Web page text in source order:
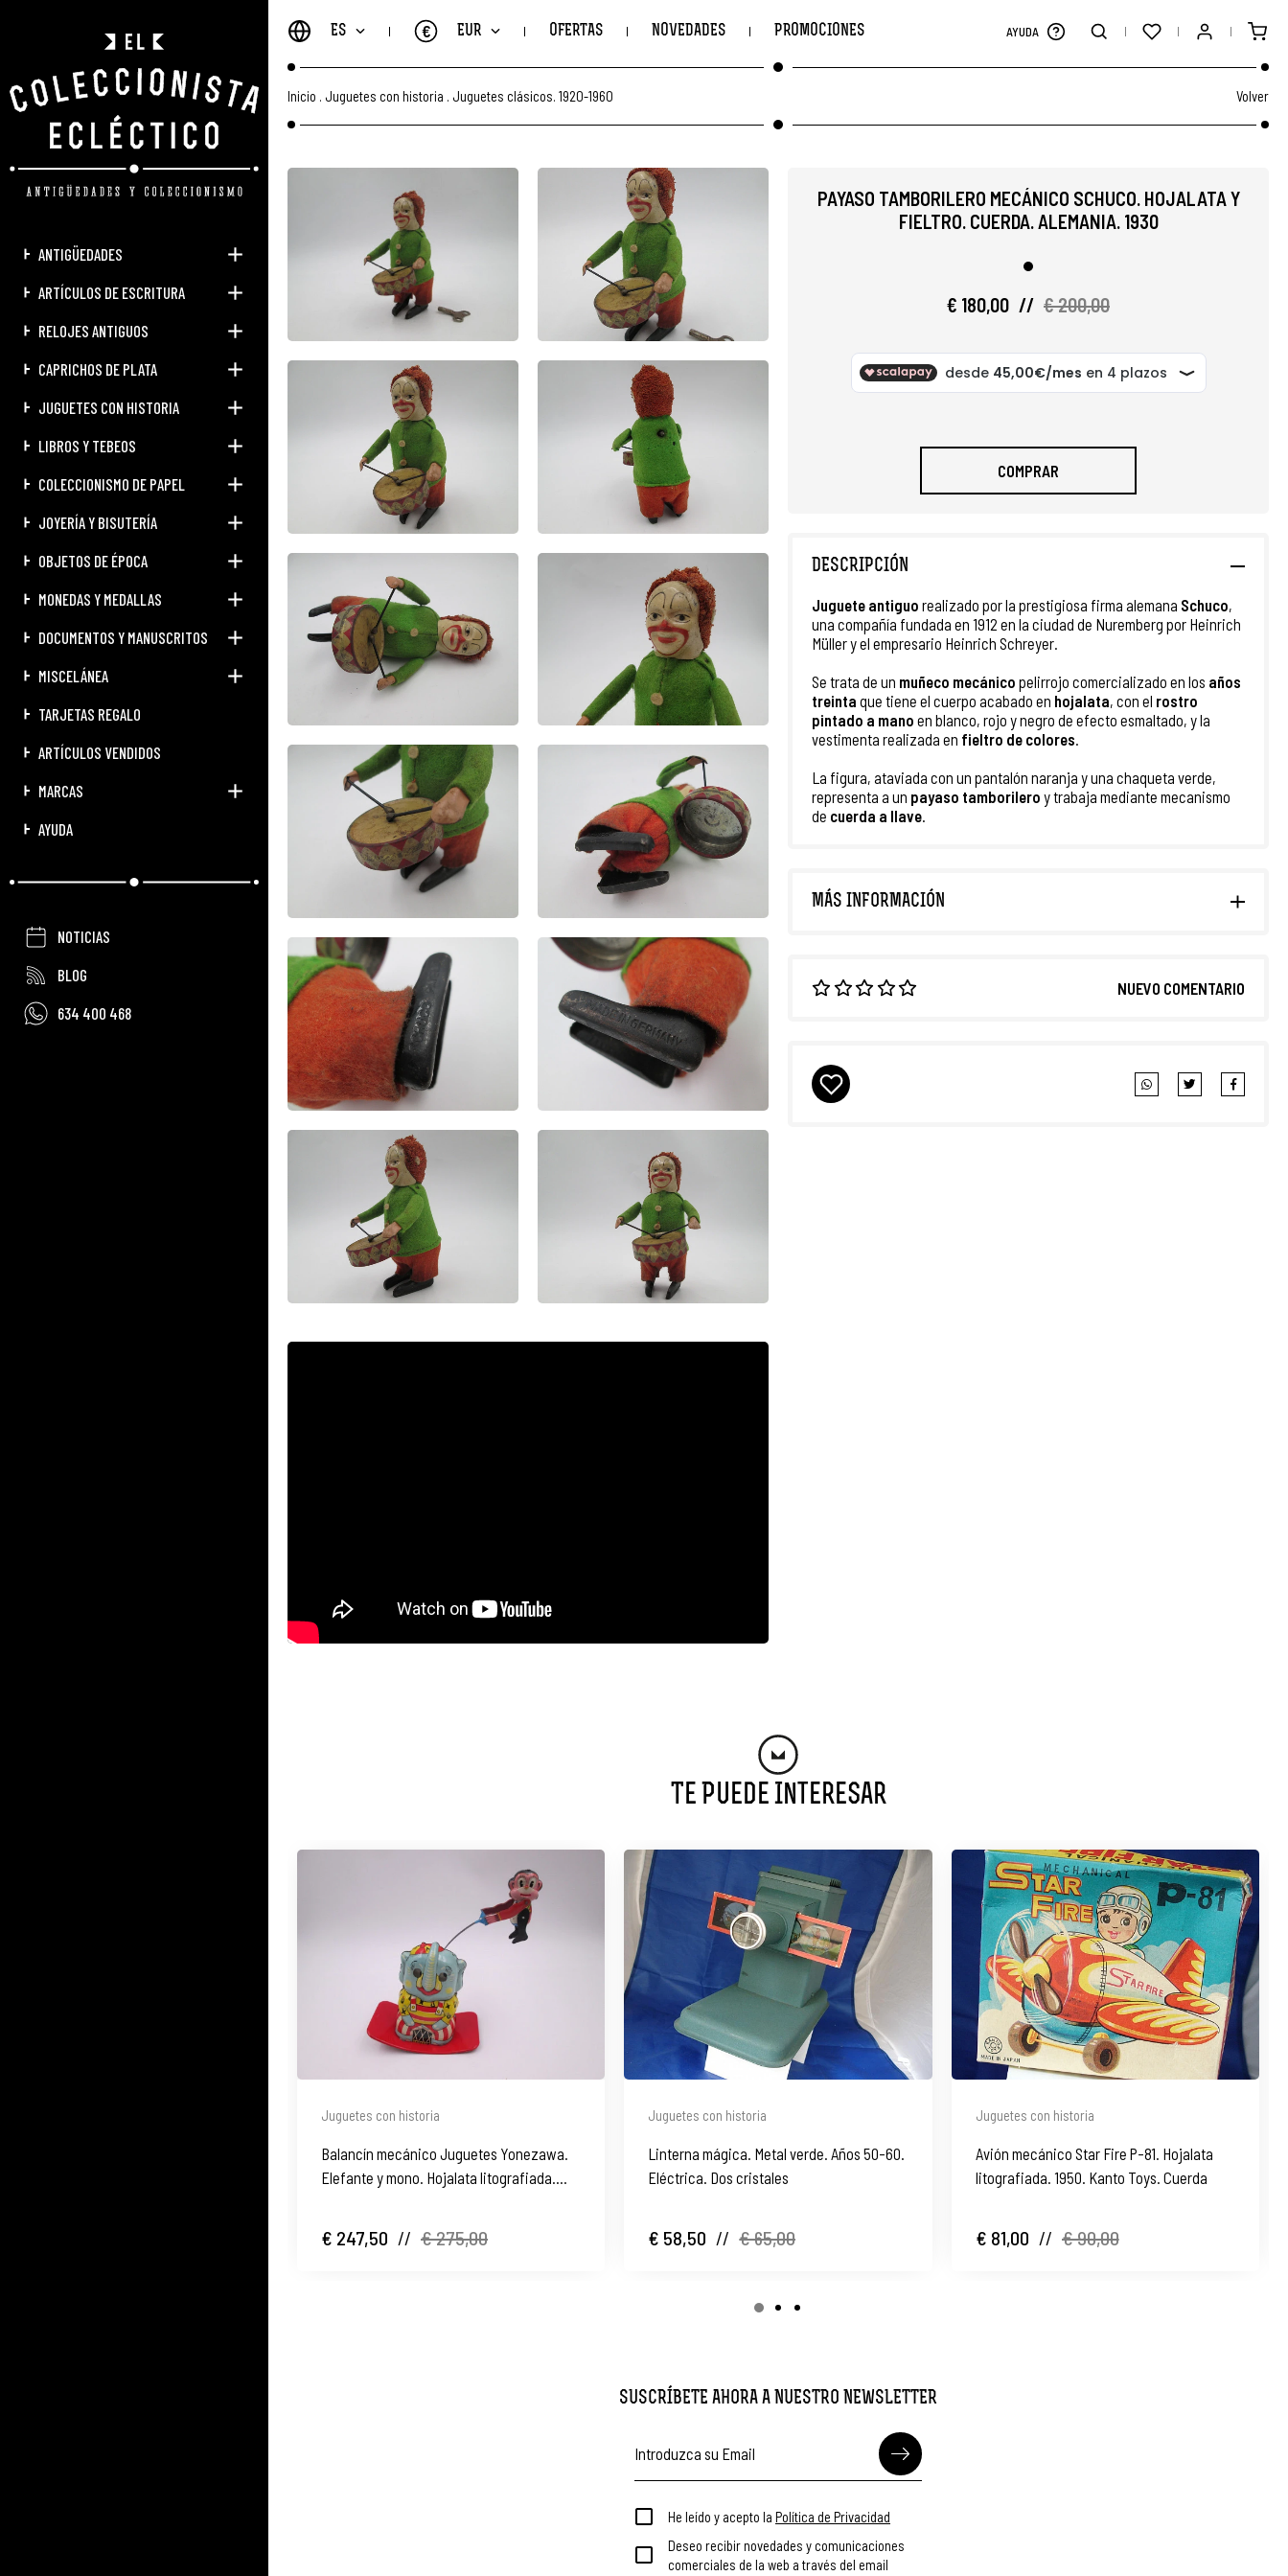
ANTIGÜEDADES
ARTÍCULOS DE ESCRITURA
RELOJES ANTIGUOS
CAPRICHOS DE PLATA
JUGUETES CON HISTORIA
LIBROS Y TEBEOS
COLECCIONISMO DE PAPEL
JOYERÍA Y BISUTERÍA
OBJETOS DE ÉPOCA
MONEDAS Y MEDALLAS
DOCUMENTOS Y MANUSCRITOS
MISCELÁNEA
TARJETAS REGALO
ARTÍCULOS VENDIDOS
MARCAS
AYUDA
NOTICIAS
BLOG
634 400 468
ES EUR
€ OFERTAS NOVEDADES PROMOCIONES AYUDA
Inicio Juguetes con historia Juguetes clásicos. 1920-1960 Volver
PAYASO TAMBORILERO MECÁNICO SCHUCO. HOJALATA Y
FIELTRO. CUERDA. ALEMANIA. 1930
€ 180,00 // € 200,00
COMPRAR
DESCRIPCIÓN
Juguete antiguo realizado por la prestigiosa firma alemana Schuco,
una compañía fundada en 1912 en la ciudad de Nuremberg por Heinrich
Müller y el empresario Heinrich Schreyer.
Se trata de un muñeco mecánico pelirrojo comercializado en los años
treinta que tiene el cuerpo acabado en hojalata, con el rostro
pintado a mano en blanco, rojo y negro de efecto esmaltado, y la
vestimenta realizada en fieltro de colores.
La figura, ataviada con un pantalón naranja y una chaqueta verde,
representa a un payaso tamborilero y trabaja mediante mecanismo
de cuerda a llave.
MÁS INFORMACIÓN
NUEVO COMENTARIO
Te Puede Interesar
Juguetes con historia
Balancín mecánico Juguetes Yonezawa.
Elefante y mono. Hojalata litografiada.
€ 247,50 // € 275,00
Juguetes con historia
Linterna mágica. Metal verde. Años 50-60.
Eléctrica. Dos cristales
€ 58,50 // € 65,00
Juguetes con historia
Avión mecánico Star Fire P-81. Hojalata
litografiada. 1950. Kanto Toys. Cuerda
€ 81,00 // € 90,00
SUSCRÍBETE AHORA A NUESTRO NEWSLETTER
He leído y acepto la Política de Privacidad
Deseo recibir novedades y comunicaciones
comerciales de la web a través del email